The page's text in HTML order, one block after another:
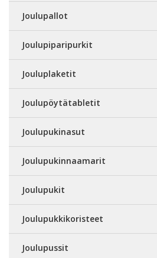
Joulupallot
Joulupiparipurkit
Jouluplaketit
Joulupöytätabletit
Joulupukinasut
Joulupukinnaamarit
Joulupukit
Joulupukkikoristeet
Joulupussit